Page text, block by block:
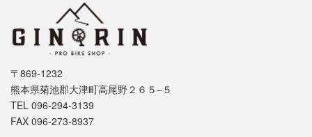
〒869-1232
熊本県菊池郡大津町高尾野２６５−５
TEL 096-294-3139
FAX 096-273-8937